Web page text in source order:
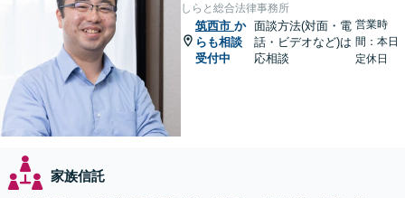
しらと総合法律事務所
筑西市 か
らも相談
受付中
面談方法(対面・電
話・ビデオなど)は
応相談
営業時
間：本日
定休日
家族信託